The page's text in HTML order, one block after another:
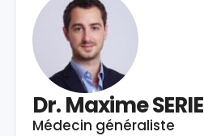
Dr. Maxime SERIE
Médecin généraliste